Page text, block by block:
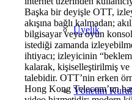
Üyelik
Yönetim
Başka bir deyişle OTT,
akışına bağlı kalmadan;
bilgisayar veya oyun
istediği zamanda
ihtiyacı; izleyicinin
kalarak, kişiselleştirilmiş
talebidir. OTT’nin erken
Hong Kong Telecom’un